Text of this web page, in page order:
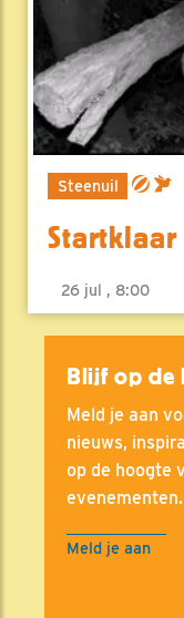
Steenuil
Startklaar
26 jul , 8:00
Blijf op de
Meld je aan
nieuws,
op de hoogte
evenementen.
Meld je aan